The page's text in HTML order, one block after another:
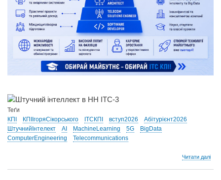
Теґи
КПІ
КПІІгоряСікорського ІТСКПІ вступ2026
Абітурієнт2026
ШтучнийІнтелект
AI MachineLearning 5G
BigData
ComputerEngineering
Telecommunications
Читати далі